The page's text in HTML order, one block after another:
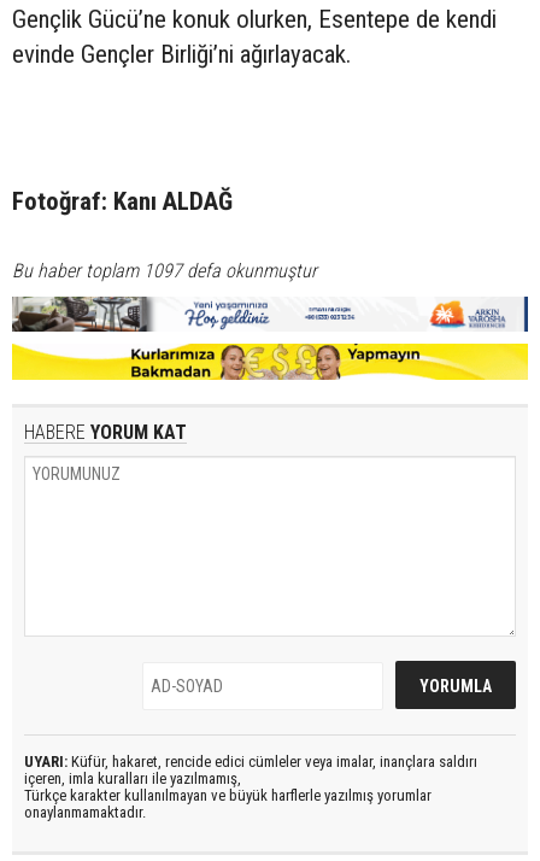
Gençlik Gücü’ne konuk olurken, Esentepe de kendi
evinde Gençler Birliği’ni ağırlayacak.
Fotoğraf: Kanı ALDAĞ
Bu haber toplam 1097 defa okunmuştur
HABERE YORUM KAT
UYARI: Küfür, hakaret, rencide edici cümleler veya imalar, inançlara saldırı
içeren, imla kuralları ile yazılmamış,
Türkçe karakter kullanılmayan ve büyük harflerle yazılmış yorumlar
onaylanmamaktadır.